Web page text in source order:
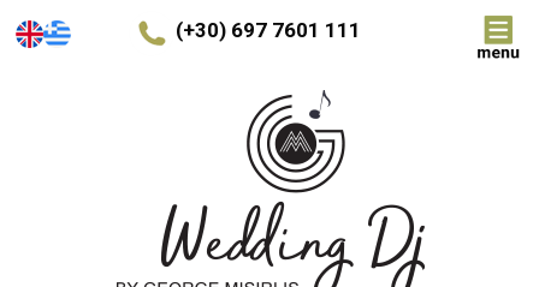
(+30) 697 7601 111